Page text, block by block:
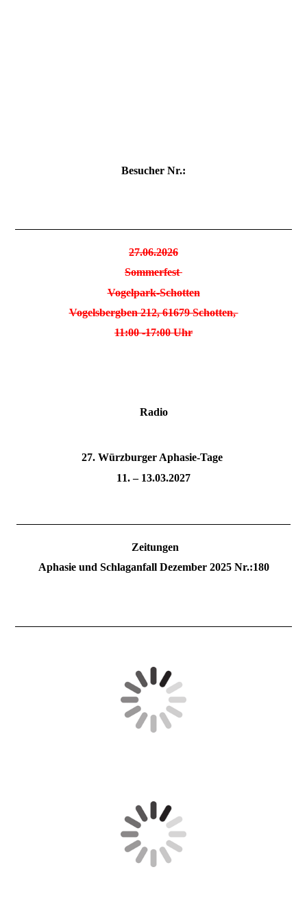
Besucher Nr.:
27.06.2026
Sommerfest
Vogelpark-Schotten
Vogelsbergben 212, 61679 Schotten,
11:00 -17:00 Uhr
Radio
27. Würzburger Aphasie-Tage
11. – 13.03.2027
Zeitungen
Aphasie und Schlaganfall Dezember 2025 Nr.:180